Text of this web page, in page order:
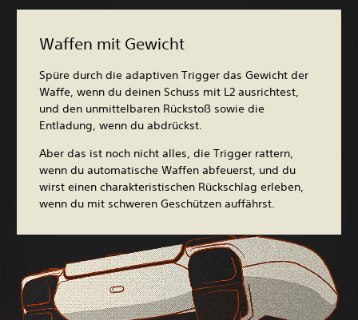
Waffen mit Gewicht
Spüre durch die adaptiven Trigger das Gewicht der
Waffe, wenn du deinen Schuss mit L2 ausrichtest,
und den unmittelbaren Rückstoß sowie die
Entladung, wenn du abdrückst.
Aber das ist noch nicht alles, die Trigger rattern,
wenn du automatische Waffen abfeuerst, und du
wirst einen charakteristischen Rückschlag erleben,
wenn du mit schweren Geschützen auffährst.